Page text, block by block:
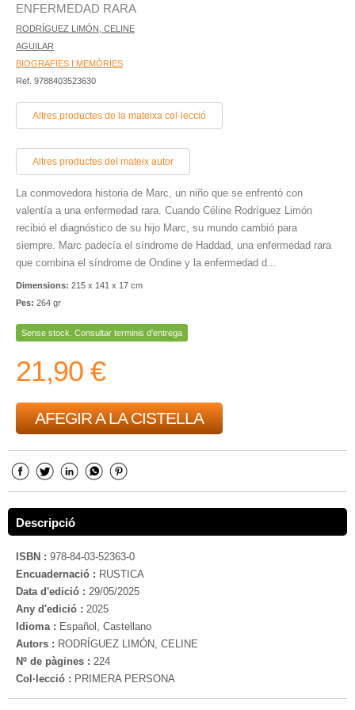
ENFERMEDAD RARA
RODRÍGUEZ LIMÓN, CELINE
AGUILAR
BIOGRAFIES I MEMÒRIES
Ref. 9788403523630
Altres productes de la mateixa col·lecció
Altres productes del mateix autor
La conmovedora historia de Marc, un niño que se enfrentó con
valentía a una enfermedad rara. Cuando Céline Rodríguez Limón
recibió el diagnóstico de su hijo Marc, su mundo cambió para
siempre. Marc padecía el síndrome de Haddad, una enfermedad rara
que combina el síndrome de Ondine y la enfermedad d...
Dimensions: 215 x 141 x 17 cm
Pes: 264 gr
Sense stock. Consultar terminis d'entrega
21,90 €
AFEGIR A LA CISTELLA
Descripció
ISBN : 978-84-03-52363-0
Encuadernació : RUSTICA
Data d'edició : 29/05/2025
Any d'edició : 2025
Idioma : Español, Castellano
Autors : RODRÍGUEZ LIMÓN, CELINE
Nº de pàgines : 224
Col·lecció : PRIMERA PERSONA